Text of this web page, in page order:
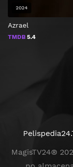
Azrael
TMDB 5.4
2024
MagisTV24®